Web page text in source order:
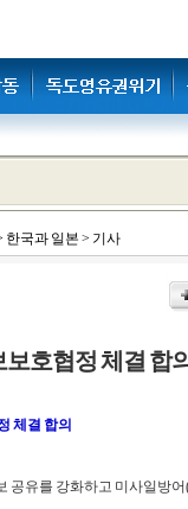
한국과 일본 > 기사
호협정 체결 합
체결 합의
공유를 강화하고 미사일방